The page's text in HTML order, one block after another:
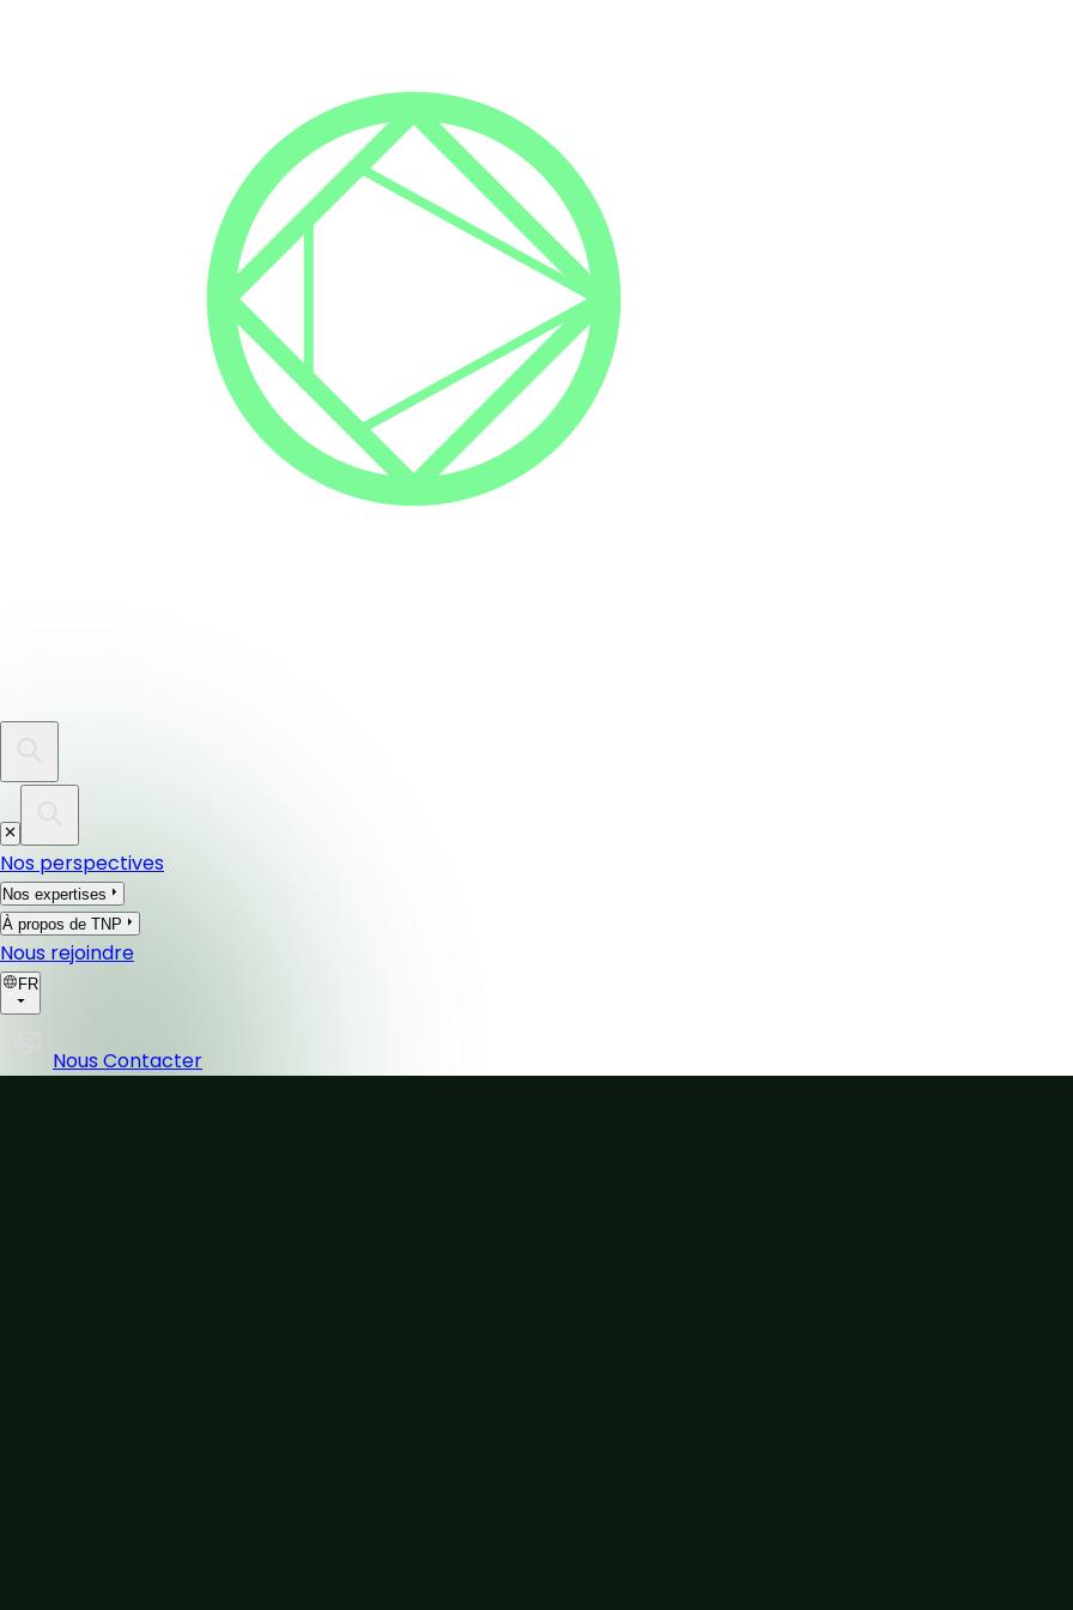
Nos perspectives
Nos expertises
À propos de TNP
Nous rejoindre
FR
Nous Contacter